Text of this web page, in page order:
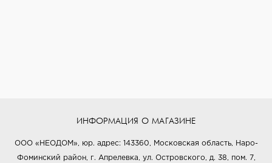
ИНФОРМАЦИЯ О МАГАЗИНЕ
ООО «НЕОДОМ», юр. адрес: 143360, Московская область, Наро-
Фоминский район, г. Апрелевка, ул. Островского, д. 38, пом. 7,